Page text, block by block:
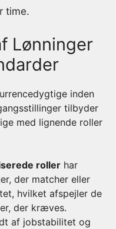
time.
Lønninger
inden
tilbyder
med lignende roller
roller har
der matcher eller
hvilket afspejler de
der kræves.
af jobstabilitet og